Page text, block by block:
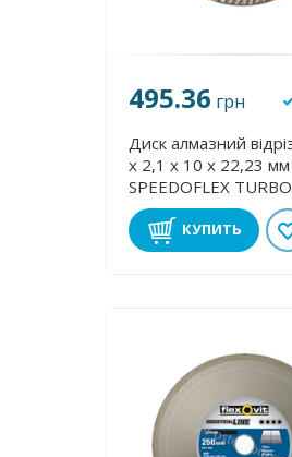
495.36 грн
Диск алмазний
х 2,1 х 10 х 22,23 мм
SPEEDOFLEX TURBO
FLEXOVIT
КУПИТЬ